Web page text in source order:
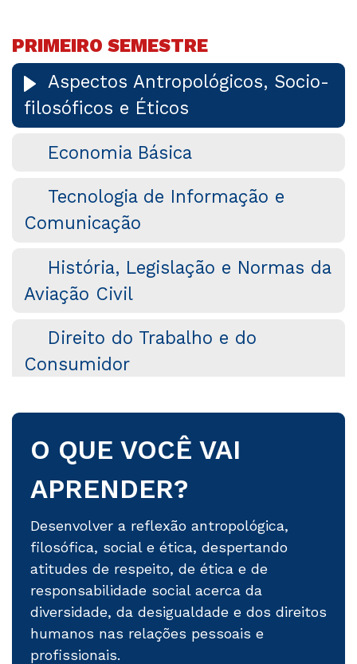
PRIMEIRO SEMESTRE
Aspectos Antropológicos, Socio-
filosóficos e Éticos
Economia Básica
Tecnologia de Informação e
Comunicação
História, Legislação e Normas da
Aviação Civil
Direito do Trabalho e do
Consumidor
Comunicação e Qualidade no
Metodologia Científica
Português
SEGUNDO SEMESTRE
Inglês Técnico I
Física Aplicada I
O QUE VOCÊ VAI
APRENDER?
Desenvolver a reflexão antropológica,
filosófica, social e ética, despertando
atitudes de respeito, de ética e de
responsabilidade social acerca da
diversidade, da desigualdade e dos direitos
humanos nas relações pessoais e
profissionais.